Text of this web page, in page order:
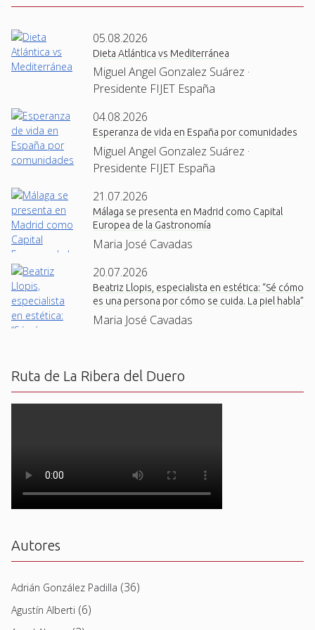
05.08.2026
Dieta Atlántica vs Mediterránea
Miguel Angel Gonzalez Suárez ·
Presidente FIJET España
04.08.2026
Esperanza de vida en España por comunidades
Miguel Angel Gonzalez Suárez ·
Presidente FIJET España
21.07.2026
Málaga se presenta en Madrid como Capital
Europea de la Gastronomía
Maria José Cavadas
20.07.2026
Beatriz Llopis, especialista en estética: “Sé cómo
es una persona por cómo se cuida. La piel habla”
Maria José Cavadas
Ruta de La Ribera del Duero
Autores
Adrián González Padilla (36)
Agustín Alberti (6)